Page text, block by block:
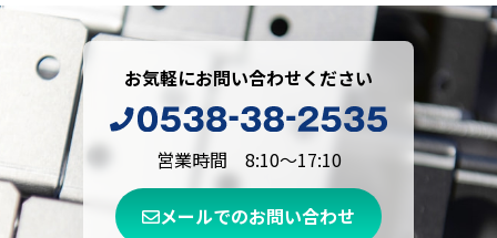
お気軽にお問い合わせください
営業時間 8:10～17:10
メールでのお問い合わせ